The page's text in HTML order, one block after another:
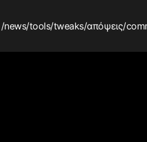
/news/tools/tweaks/απόψεις/